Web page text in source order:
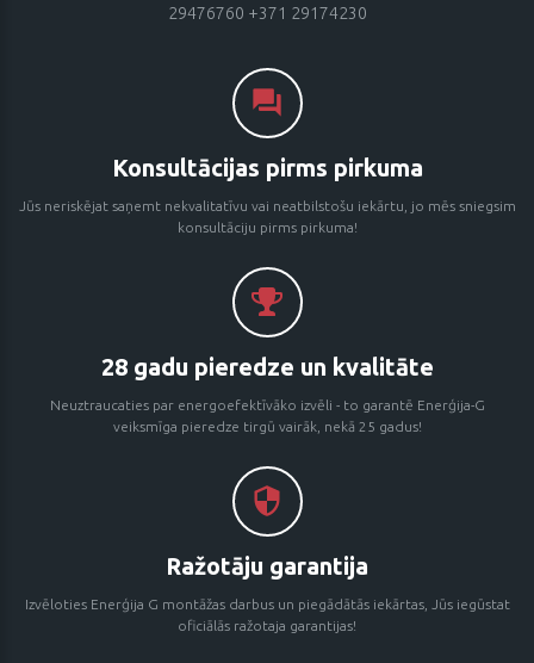
29476760 +371 29174230
Konsultācijas pirms pirkuma
Jūs neriskējat saņemt nekvalitatīvu vai neatbilstošu iekārtu, jo mēs sniegsim
konsultāciju pirms pirkuma!
28 gadu pieredze un kvalitāte
Neuztraucaties par energoefektīvāko izvēli - to garantē Enerģija-G
veiksmīga pieredze tirgū vairāk, nekā 25 gadus!
Ražotāju garantija
Izvēloties Enerģija G montāžas darbus un piegādātās iekārtas, Jūs iegūstat
oficiālās ražotaja garantijas!